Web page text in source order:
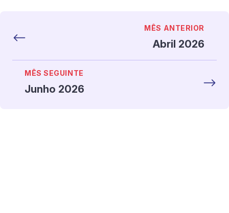
MÊS ANTERIOR
Abril 2026
MÊS SEGUINTE
Junho 2026